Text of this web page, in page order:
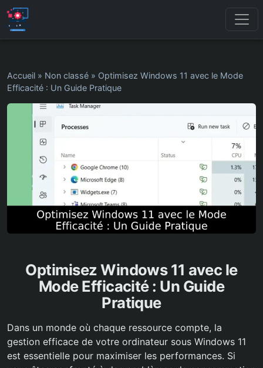
Accueil » Non classé » Optimisez Windows 11 avec le Mode
Efficacité : Un Guide Pratique
Optimisez Windows 11 avec le
Mode Efficacité : Un Guide
Pratique
Dans un monde où chaque ressource compte, la
gestion efficace de votre ordinateur sous Windows 11
est essentielle pour maximiser les performances. Si